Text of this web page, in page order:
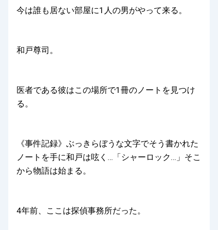
今は誰も居ない部屋に1人の男がやって来る。
和戸尊司。
医者である彼はこの場所で1冊のノートを見つけ
る。
《事件記録》ぶっきらぼうな文字でそう書かれた
ノートを手に和戸は呟く…「シャーロック…」そこ
から物語は始まる。
4年前、ここは探偵事務所だった。